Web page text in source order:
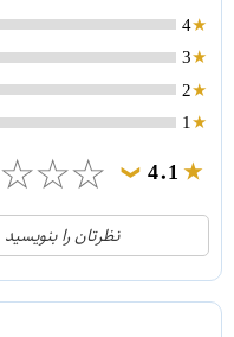
4
3
2
1
4.1
❯
☆
☆
☆
21
3
1
نظرتان را بنویسید